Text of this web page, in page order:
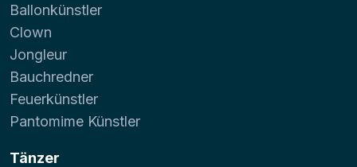
Ballonkünstler
Clown
Jongleur
Bauchredner
Feuerkünstler
Pantomime Künstler
Tänzer